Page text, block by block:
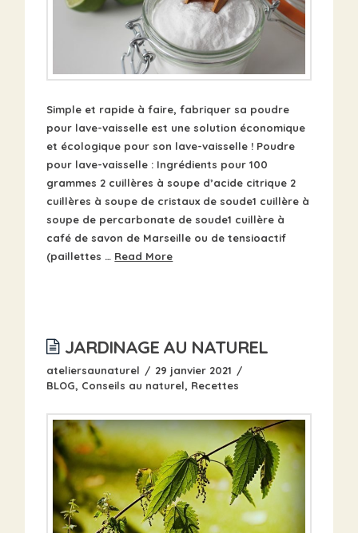
Simple et rapide à faire, fabriquer sa poudre
pour lave-vaisselle est une solution économique
et écologique pour son lave-vaisselle ! Poudre
pour lave-vaisselle : Ingrédients pour 100
grammes 2 cuillères à soupe d’acide citrique 2
cuillères à soupe de cristaux de soude1 cuillère à
soupe de percarbonate de soude1 cuillère à
café de savon de Marseille ou de tensioactif
(paillettes … Read More
JARDINAGE AU NATUREL
ateliersaunaturel
29 janvier 2021
BLOG, Conseils au naturel, Recettes